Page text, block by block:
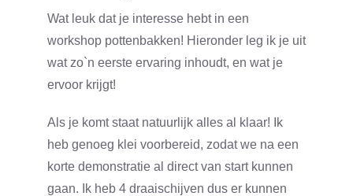
LESSEN
CONTACT
Wat leuk dat je interesse hebt in een
workshop pottenbakken! Hieronder leg ik je uit
wat zo`n eerste ervaring inhoudt, en wat je
ervoor krijgt!
Als je komt staat natuurlijk alles al klaar! Ik
heb genoeg klei voorbereid, zodat we na een
korte demonstratie al direct van start kunnen
gaan. Ik heb 4 draaischijven dus er kunnen